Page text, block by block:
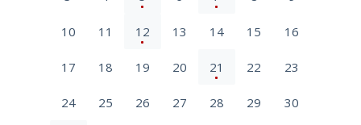
10 11 12 13 14 15 16
17 18 19 20 21 22 23
24 25 26 27 28 29 30